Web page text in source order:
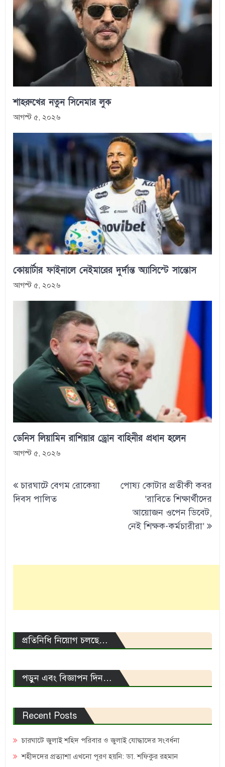
শাহরুখের নতুন সিনেমার লুক
আগস্ট ৫, ২০২৬
কোয়ার্টার ফাইনালে নেইমারের দুর্দান্ত অ্যাসিস্টে সান্তোস
আগস্ট ৫, ২০২৬
ডেনিস লিয়ামিন রাশিয়ার ড্রোন বাহিনীর প্রধান হলেন
আগস্ট ৫, ২০২৬
navigation
চারঘাটে বেগম রোকেয়া
দিবস পালিত
পোষ্য কোটার প্রতীকী কবর
‘রাবিতে শিক্ষার্থীদের
আয়োজন ওপেন ডিবেট,
নেই শিক্ষক-কর্মচারীরা’
প্রতিনিধি নিয়োগ চলছে…
পড়ুন এবং বিজ্ঞাপন দিন…
Recent Posts
চারঘাটে জুলাই শহিদ পরিবার ও জুলাই যোদ্ধাদের সংবর্ধনা
শহীদদের প্রত্যাশা এখনো পূরণ হয়নি: ডা. শফিকুর রহমান